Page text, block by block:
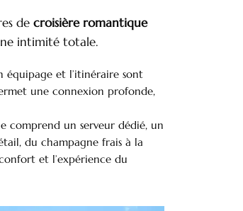
decroisière romantique
intimité totale.
équipage et l’itinéraire sont
une connexion profonde,
comprend un serveur dédié, un
du champagne frais à la
et l’expérience du